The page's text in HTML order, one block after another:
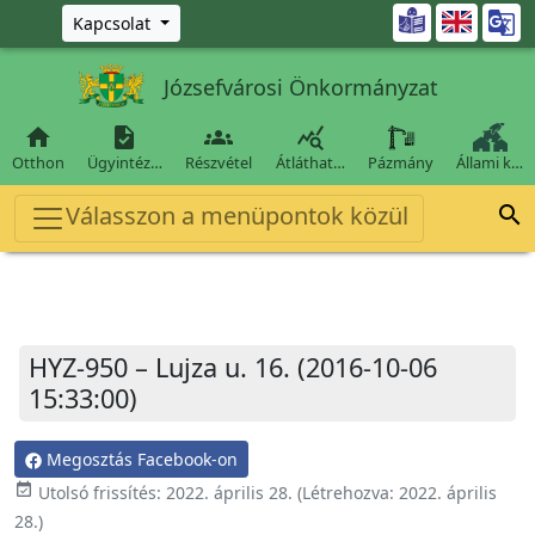
Ugrás a fő tartalomra
Kapcsolat 
Józsefvárosi Önkormányzat

Otthon

Ügyintéz…

Részvétel

Átláthat… Pázmány Állami k…
Válasszon a menüpontok közül 
HYZ-950 – Lujza u. 16. (2016-10-06
15:33:00)
Megosztás Facebook-on
event_available Utolsó frissítés: 2022. április 28. (Létrehozva: 2022. április
28.)